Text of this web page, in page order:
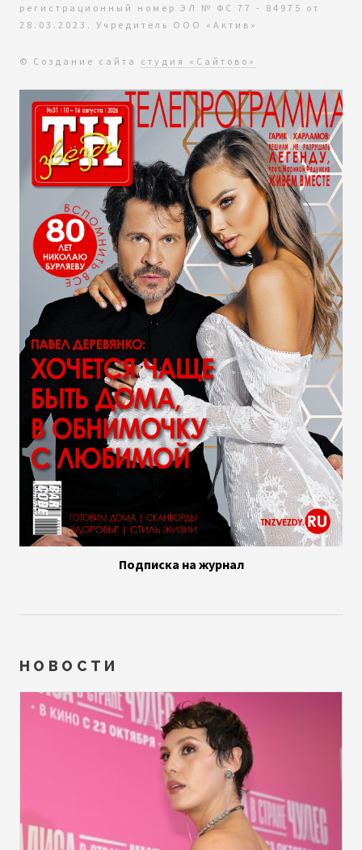
регистрационный номер ЭЛ № ФС 77 - 84975 от
28.03.2023. Учредитель ООО «Актив»
© Создание сайта студия «Сайтово»
Подписка на журнал
НОВОСТИ